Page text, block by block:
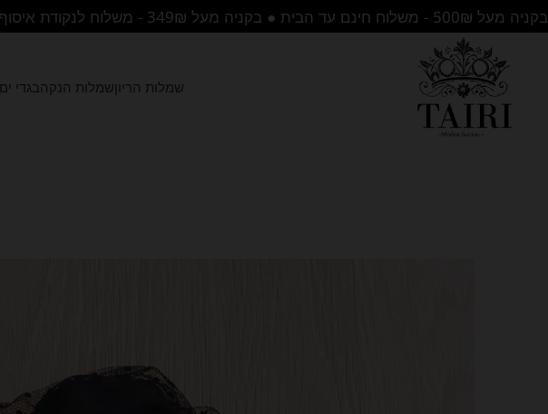
שמלות הריון שמלות הנקהבגדי ים
בקניה מעל 500₪ - משלוח חינם עד הבית ● בקניה מעל 349₪ - משלוח לנקודת איסוף בחינם